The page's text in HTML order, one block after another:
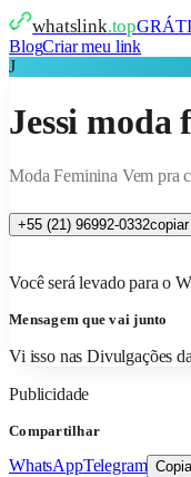
whatslink.top
BlogCriar meu link
J
Jessi moda
Moda Feminina Vem pra
+55 (21) 96992-0332copiar
Você será levado para o
Mensagem que vai junto
Vi isso nas Divulgações
Publicidade
Compartilhar
WhatsAppTelegram